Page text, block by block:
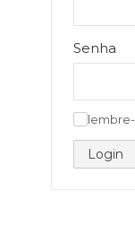
Senha
Login